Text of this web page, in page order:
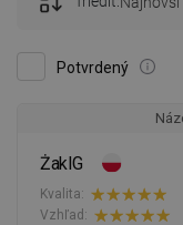
Potvrdený
ŻaklG
Kvalita:
Vzhľad: